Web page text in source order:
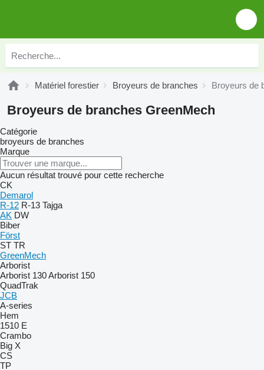
Matériel forestier Broyeurs de branches Broyeurs de
Broyeurs de branches GreenMech
Catégorie
broyeurs de branches
Marque
Aucun résultat trouvé pour cette recherche
CK
Demarol
R-12 R-13 Tajga
AK DW
Biber
Först
ST TR
GreenMech
Arborist
Arborist 130Arborist 150
QuadTrak
JCB
A-series
Hem
1510 E
Crambo
Big X
CS
TP